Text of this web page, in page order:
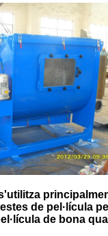
de pel·lícula
de bona